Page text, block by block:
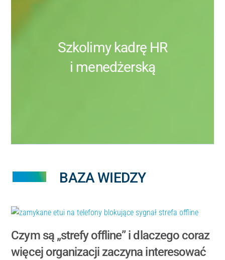
Szkolimy kadrę HR
i menedżerską
BAZA WIEDZY
Czym są „strefy offline” i dlaczego coraz
więcej organizacji zaczyna interesować